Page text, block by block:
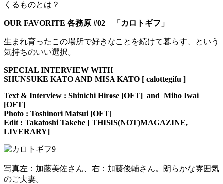
くるものとは？
OUR FAVORITE 各務原 #02 「カロトギフ」
生まれ育ったこの場所で好きなことを続けて暮らす、という
気持ちのいい選択。
SPECIAL INTERVIEW WITH
SHUNSUKE KATO AND MISA KATO [ calottegifu ]
Text & Interview : Shinichi Hirose [OFT] and Miho Iwai
[OFT]
Photo : Toshinori Matsui [OFT]
Edit : Takatoshi Takebe [ THISIS(NOT)MAGAZINE,
LIVERARY]
写真左：加藤美佐さん、右：加藤俊輔さん。朗らかな雰囲気
のご夫妻。